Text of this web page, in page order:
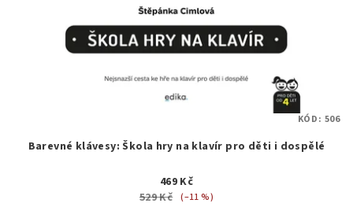
Barevné klávesy: Škola hry na klavír pro děti i dospělé
469 Kč
529 Kč (–11 %)
KÓD: 506